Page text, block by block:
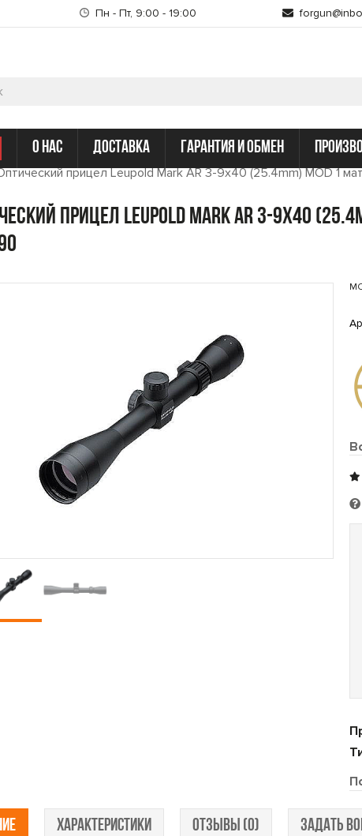
Пн - Пт, 9:00 - 19:00
о нас доставка гарантия и обмен
прицел Leupold Mark AR 3-9x40 (25.4mm) MOD 1
прицел Leupold Mark AR 3-9x40
ХАРАКТЕРИСТИКИ ОТЗЫВЫ (0) ЗАДАТЬ